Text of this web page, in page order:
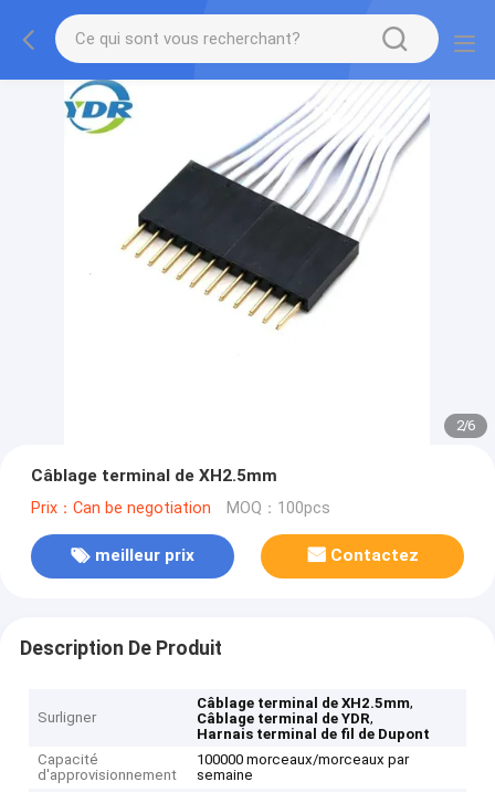
2/6
Câblage terminal de XH2.5mm
Prix：Can be negotiation MOQ：100pcs
meilleur prix Contactez
Description De Produit
Surligner
Câblage terminal de XH2.5mm,
Câblage terminal de YDR,
Harnais terminal de fil de Dupont
Capacité
d'approvisionnement
100000 morceaux/morceaux par
semaine